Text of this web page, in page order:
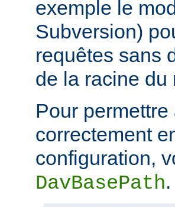
exemple le
Subversion)
requêtes sans
de la racine du
Pour
correctement
configuration,
DavBasePath.